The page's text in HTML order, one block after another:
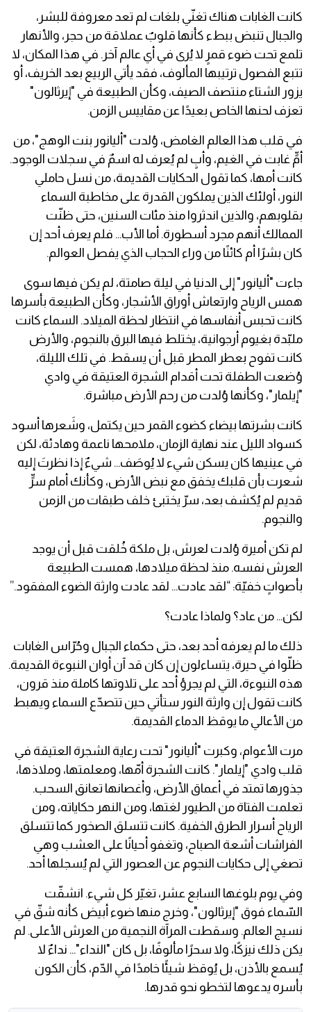
كانت الغابات هناك تغنّي بلغات لم تعد معروفة للبشر،
والجبال تنبض ببطء كأنها قلوبٌ عملاقة من حجر، والأنهار
تلمع تحت ضوء قمرٍ لا يُرى في أي عالم آخر. في هذا المكان، لا
تتبع الفصول ترتيبها المألوف، فقد يأتي الربيع بعد الخريف، أو
يزور الشتاء منتصف الصيف، وكأن الطبيعة في "إيرثالون"
تعزف لحنها الخاص بعيدًا عن مقاييس الزمن.
في قلب هذا العالم الغامض، وُلدت "أليانور بنت الوهج"، من
أمٍّ غابت في الغيم، وأبٍ لم يُعرف له اسمٌ في سجلات الوجود.
كانت أمها، كما تقول الحكايات القديمة، من نسل حاملي
النور، أولئك الذين يملكون القدرة على مخاطبة السماء
بقلوبهم، والذين اندثروا منذ مئات السنين، حتى ظنّت
الممالك أنهم مجرد أسطورة. أما الأب… فلم يعرف أحد إن
كان بشرًا أم كائنًا من وراء الحجاب الذي يفصل العوالم.
جاءت "أليانور" إلى الدنيا في ليلة صامتة، لم يكن فيها سوى
همس الرياح وارتعاش أوراق الأشجار، وكأن الطبيعة بأسرها
كانت تحبس أنفاسها في انتظار لحظة الميلاد. السماء كانت
ملبّدة بغيوم أرجوانية، يختلط فيها البرق بالنجوم، والأرض
كانت تفوح بعطر المطر قبل أن يسقط. في تلك الليلة،
وُضعت الطفلة تحت أقدام الشجرة العتيقة في وادي
"إيلمار"، وكأنها وُلدت من رحم الأرض مباشرة.
كانت بشرتها بيضاء كضوء القمر حين يكتمل، وشَعرها أسود
كسواد الليل عند نهاية الزمان، ملامحها ناعمة وهادئة، لكن
في عينيها كان يسكن شيء لا يُوصَف… شيءٌ إذا نظرتَ إليه
شعرت بأن قلبك يخفق مع نبض الأرض، وكأنك أمام سرٍّ
قديم لم يُكشف بعد، سرّ يختبئ خلف طبقات من الزمن
والنجوم.
لم تكن أميرة وُلدت لعرش، بل ملكة خُلقت قبل أن يوجد
العرش نفسه. منذ لحظة ميلادها، همست الطبيعة
بأصواتٍ خفيّة: “لقد عادت… لقد عادت وارثة الضوء المفقود.”
لكن… من عاد؟ ولماذا عادت؟
ذلك ما لم يعرفه أحد بعد، حتى حكماء الجبال وحُرّاس الغابات
ظلّوا في حيرة، يتساءلون إن كان قد آن أوان النبوءة القديمة.
هذه النبوءة، التي لم يجرؤ أحد على تلاوتها كاملة منذ قرون،
كانت تقول إن وارثة النور ستأتي حين تتصدّع السماء ويهبط
من الأعالي ما يوقظ الدماء القديمة.
مرت الأعوام، وكبرت "أليانور" تحت رعاية الشجرة العتيقة في
قلب وادي "إيلمار". كانت الشجرة أمّها، ومعلمتها، وملاذها،
جذورها تمتد في أعماق الأرض، وأغصانها تعانق السحب.
تعلمت الفتاة من الطيور لغتها، ومن النهر حكاياته، ومن
الرياح أسرار الطرق الخفية. كانت تتسلق الصخور كما تتسلق
الفراشات أشعة الصباح، وتغفو أحيانًا على العشب وهي
تصغي إلى حكايات النجوم عن العصور التي لم يُسجلها أحد.
وفي يوم بلوغها السابع عشر، تغيّر كل شيء. انشقّت
السّماء فوق "إيرثالون"، وخرج منها ضوء أبيض كأنه شقّ في
نسيج العالم. وسقطت المرآة النجمية من العرش الأعلى. لم
يكن ذلك نيزكًا، ولا سحرًا مألوفًا، بل كان "النداء"… نداءٌ لا
يُسمع بالأذن، بل يُوقظ شيئًا خامدًا في الدّم، كأن الكون
بأسره يدعوها لتخطو نحو قدرها.